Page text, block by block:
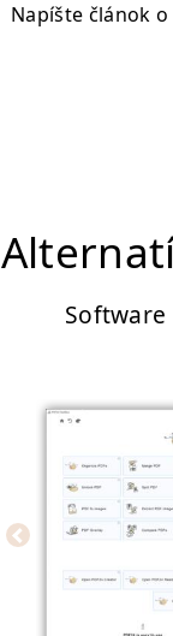
Napíšte článok